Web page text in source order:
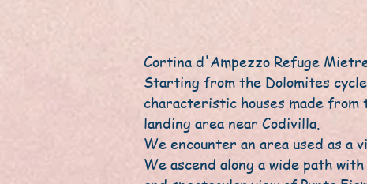
Cortina d'Ampezzo Refuge
Starting from the Dolomites
characteristic houses made
landing area near Codivilla.
We encounter an area used as
We ascend along a wide path